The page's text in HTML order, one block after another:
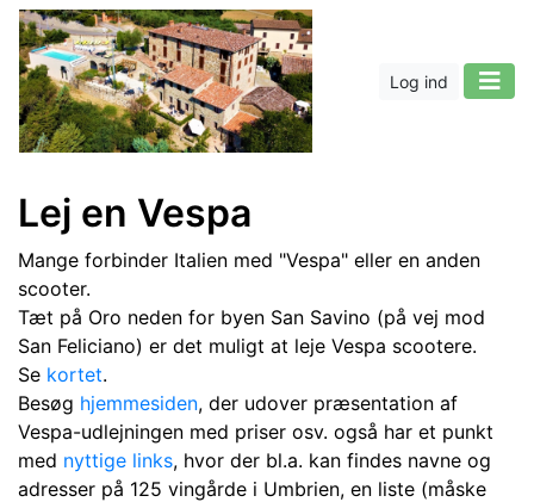
Log ind
Lej en Vespa
Mange forbinder Italien med "Vespa" eller en anden
scooter.
Tæt på Oro neden for byen San Savino (på vej mod
San Feliciano) er det muligt at leje Vespa scootere.
Se kortet.
Besøg hjemmesiden, der udover præsentation af
Vespa-udlejningen med priser osv. også har et punkt
med nyttige links, hvor der bl.a. kan findes navne og
adresser på 125 vingårde i Umbrien, en liste (måske